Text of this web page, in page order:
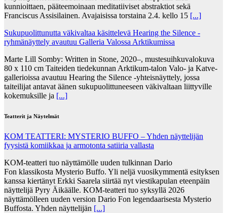
kunnioittaen, pääteemoinaan meditatiiviset abstraktiot sekä
Franciscus Assisilainen. Avajaisissa torstaina 2.4. kello 15 [...]
Sukupuolittunutta väkivaltaa käsittelevä Hearing the Silence -
ryhmänäyttely avautuu Galleria Valossa Arktikumissa
Marte Lill Somby: Written in Stone, 2020–, mustesuihkuvalokuva
80 x 110 cm Taiteiden tiedekunnan Arktikum-talon Valo- ja Katve-
gallerioissa avautuu Hearing the Silence -yhteisnäyttely, jossa
taiteilijat antavat äänen sukupuolittuneeseen väkivaltaan liittyville
kokemuksille ja [...]
Teatterit ja Näytelmät
KOM TEATTERI: MYSTERIO BUFFO – Yhden näyttelijän
fyysistä komiikkaa ja armotonta satiiria vallasta
KOM-teatteri tuo näyttämölle uuden tulkinnan Dario
Fon klassikosta Mysterio Buffo. Yli neljä vuosikymmentä esityksen
kanssa kiertänyt Erkki Saarela siirtää nyt viestikapulan eteenpäin
näyttelijä Pyry Äikäälle. KOM-teatteri tuo syksyllä 2026
näyttämölleen uuden version Dario Fon legendaarisesta Mysterio
Buffosta. Yhden näyttelijän [...]